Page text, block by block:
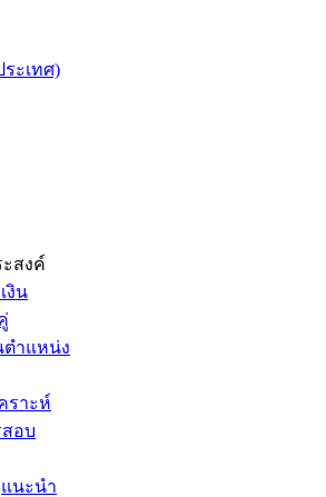
ะเทศ)
สงค์
งิน
ตำแหน่ง
ราะห์
สอบ
นะนำ